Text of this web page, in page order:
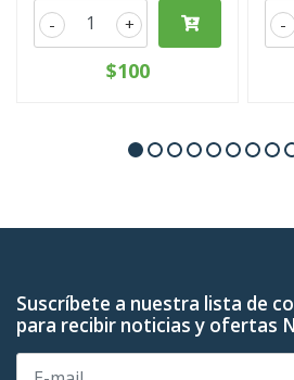
+
-
$100
-
Suscríbete a nuestra lista de
para recibir noticias y ofertas